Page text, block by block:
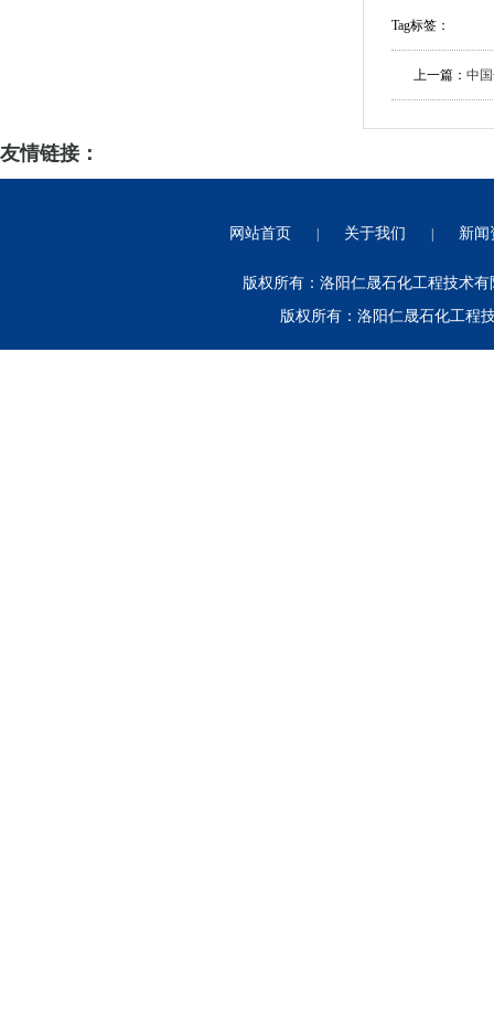
Tag标签：
上一篇： 中
友情链接：
网站首页 关于我们 新闻
版权所有：洛阳仁晟石化工程技术
版权所有：洛阳仁晟石化工程